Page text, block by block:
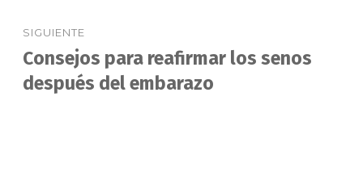
SIGUIENTE
Entrada
siguiente:
Consejos para reafirmar los senos
después del embarazo